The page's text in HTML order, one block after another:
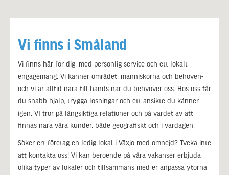
Vi finns i Småland
Vi finns här för dig, med personlig service och ett lokalt
engagemang. Vi känner området, människorna och behoven-
och vi är alltid nära till hands när du behvöver oss. Hos oss får
du snabb hjälp, trygga lösningar och ett ansikte du känner
igen. VI tror på långsiktiga relationer och på värdet av att
finnas nära våra kunder, både geografiskt och i vardagen.
Söker ert företag en ledig lokal i Växjö med omnejd? Tveka inte
att kontakta oss! Vi kan beroende på våra vakanser erbjuda
olika typer av lokaler och tillsammans med er anpassa ytorna